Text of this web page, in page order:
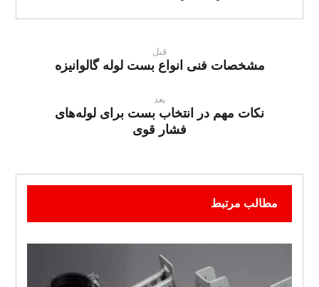
قبل
مشخصات فنی انواع بست لوله گالوانیزه
بعد
نکات مهم در انتخاب بست برای لوله‌های
فشار قوی
مطالب مرتبط